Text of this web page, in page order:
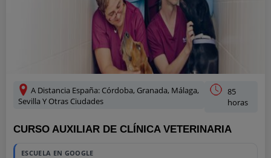
A Distancia España: Córdoba, Granada, Málaga,
Sevilla Y Otras Ciudades
85
horas
CURSO AUXILIAR DE CLÍNICA VETERINARIA
ESCUELA EN GOOGLE